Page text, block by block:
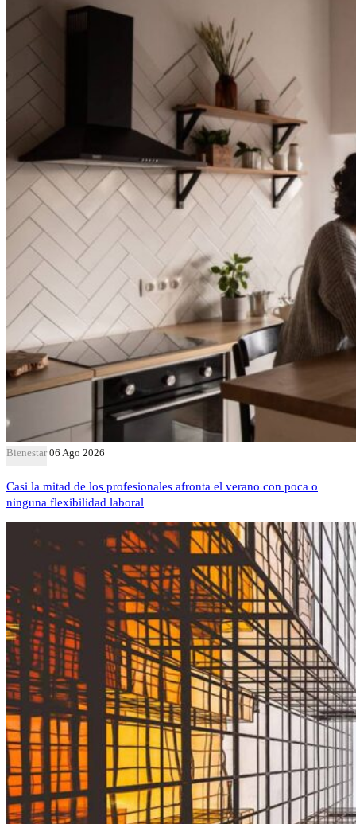
Bienestar 06 Ago 2026
Casi la mitad de los profesionales afronta el verano con poca o
ninguna flexibilidad laboral